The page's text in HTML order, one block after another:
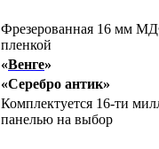
Фрезерованная 16 мм
пленкой
«Венге»
«Серебро антик»
Комплектуется 16-ти
панелью на выбор